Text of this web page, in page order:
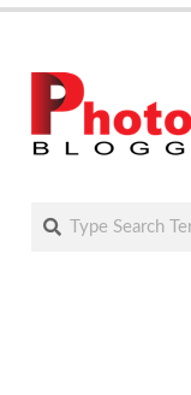
Search